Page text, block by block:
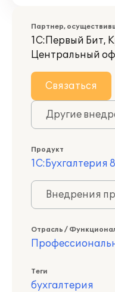
Партнер,
1С:Первый Бит,
Центральный
Связаться
Другие
Продукт
1С:Бухгалтерия 8
Внедрения
Отрасль /
Теги
бухгалтерия